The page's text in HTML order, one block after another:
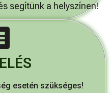
segítünk a helyszínen!
esetén szükséges!